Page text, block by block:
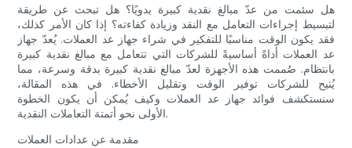
هل سئمت من عدّ مبالغ نقدية كبيرة يدويًا؟ هل تبحث عن طريقة
لتبسيط إجراءات التعامل مع النقد وزيادة كفاءته؟ إذا كان الأمر كذلك،
فقد يكون الوقت مناسبًا للتفكير في شراء جهاز عد العملات. يُعدّ جهاز
عد العملات أداةً أساسيةً للشركات التي تتعامل مع مبالغ نقدية كبيرة
بانتظام. صُممت هذه الأجهزة لعدّ مبالغ نقدية كبيرة بدقة وسرعة، مما
يُتيح للشركات توفير الوقت وتقليل الأخطاء. في هذه المقالة،
سنستكشف فوائد جهاز عد العملات وكيف يُمكن أن يكون الخطوة
الأولى نحو أتمتة التعاملات النقدية.
مقدمة عن عدادات العملات